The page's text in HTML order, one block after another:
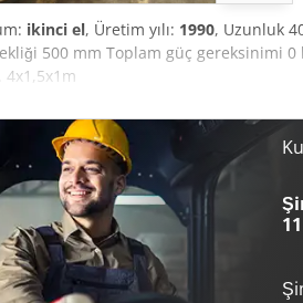
ikinci el, Üretim yılı: 1990, Uzunluk
500 mm Toplam güç gereksinimi 0
4x1,5x1m